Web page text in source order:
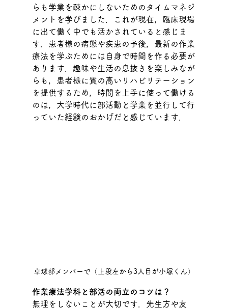
らも学業を疎かにしないためのタイムマネジ
メントを学びました．これが現在，臨床現場
に出て働く中でも活かされていると感じま
す．患者様の病態や疾患の予後，最新の作業
療法を学ぶためには自身で時間を作る必要が
あります．趣味や生活の息抜きを楽しみなが
らも，患者様に質の高いリハビリテーション
を提供するため，時間を上手に使って働ける
のは，大学時代に部活動と学業を並行して行
っていた経験のおかげだと感じています．
卓球部メンバーで（上段左から3人目が小塚くん）
作業療法学科と部活の両立のコツは？
無理をしないことが大切です．先生方や友